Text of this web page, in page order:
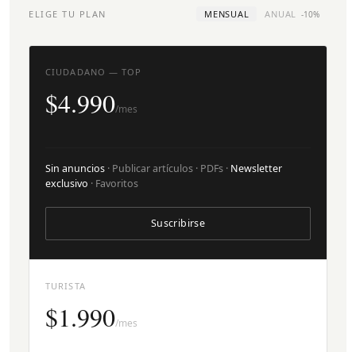
ELIGE TU PLAN MENSUAL ANUAL -10%
TURISTA
$1.990/mes
CIUDADANO — TOP
$4.990/mes
Sin anuncios · Publicar artículos · PDFs · Newsletter
exclusivo · Favoritos
Suscribirse